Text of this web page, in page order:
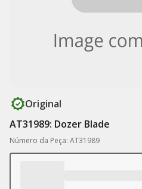
Original
AT31989: Dozer Blade
Número da Peça: AT31989